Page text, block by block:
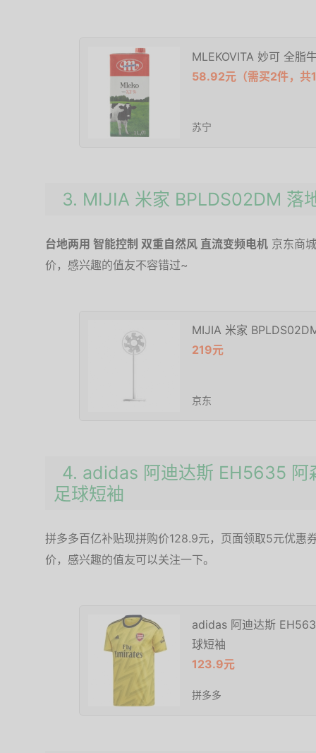
MLEKOVITA 妙可 全脂
58.92元（需买2件，共
苏宁
3. MIJIA 米家 BPLDS02DM 落
台地两用 智能控制 双重自然风 直流变频电机 京东商
价，感兴趣的值友不容错过~
MIJIA 米家
219元
京东
4. adidas 阿迪达斯 EH5635
足球短袖
拼多多百亿补贴现拼购价128.9元，页面领取5元优惠
价，感兴趣的值友可以关注一下。
adidas 阿迪达斯
球短袖
123.9元
拼多多